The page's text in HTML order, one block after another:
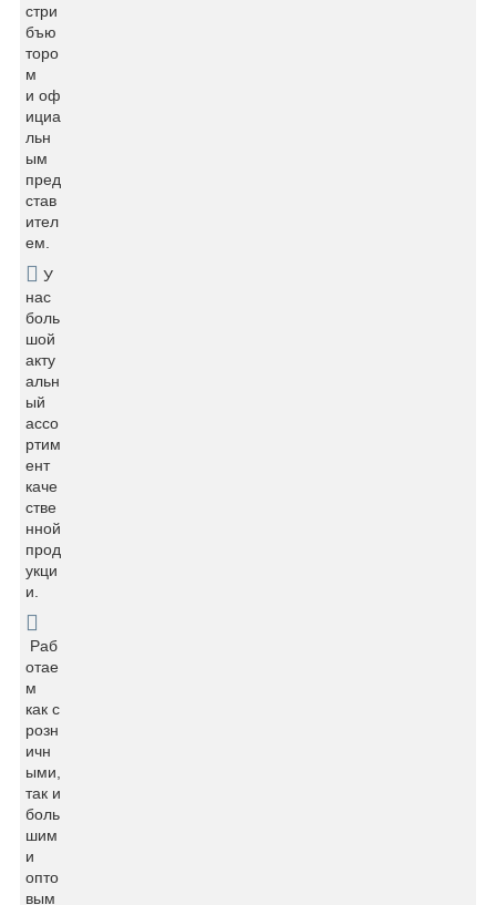
стри
бъю
торо
м
и оф
ициа
льн
ым
пред
став
ител
ем.
У
нас
боль
шой
акту
альн
ый
ассо
ртим
ент
каче
стве
нной
прод
укци
и.
Раб
отае
м
как с
розн
ичн
ыми,
так и
боль
шим
и
опто
вым